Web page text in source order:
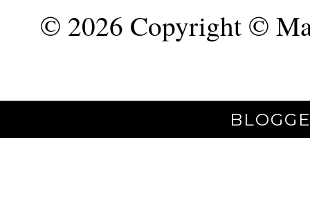
© 2026 Copyright ©